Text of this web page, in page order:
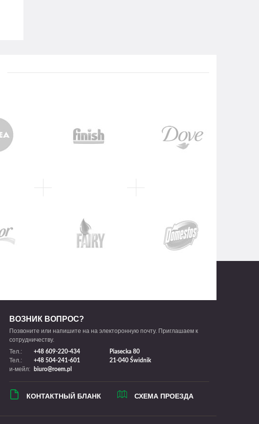
ВОЗНИК ВОПРОС?
Позвоните или напишите на на электоронную почту. Приглашаем к
сотрудничеству.
Тел.:
+48 609-220-434
Тел.: +48 504-241-601
и-мейл: biuro@roem.pl
Piasecka 80
21-040 Świdnik
КОНТАКТНЫЙ БЛАНК СХЕМА ПРОЕЗДА